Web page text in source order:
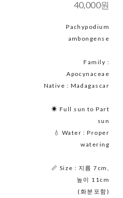
40,000원
Pachypodium
ambongense
Family :
Apocynaceae
Native : Madagascar
☀ Full sun to Part
sun
💧 Water : Proper
watering
📏 Size : 지름 7cm,
높이 11cm
(화분포함)